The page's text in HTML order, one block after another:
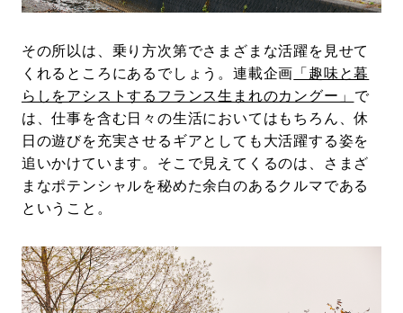
その所以は、乗り方次第でさまざまな活躍を見せて
くれるところにあるでしょう。連載企画 「趣味と暮
らしをアシストするフランス生まれのカングー」 で
は、仕事を含む日々の生活においてはもちろん、休
日の遊びを充実させるギアとしても大活躍する姿を
追いかけています。そこで見えてくるのは、さまざ
まなポテンシャルを秘めた余白のあるクルマである
ということ。